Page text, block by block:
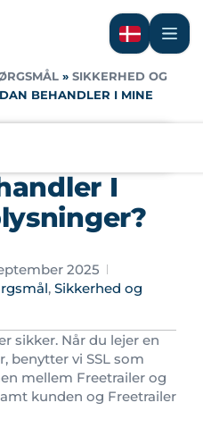
» SIKKERHED OG
BEHANDLER I MINE
I
2025
, Sikkerhed og
sikker. Når du lejer en
benytter vi SSL som
mellem Freetrailer og
kunden og Freetrailer